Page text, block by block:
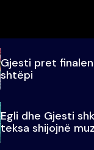
Gjesti pret
shtëpi
Egli dhe Gjesti
teksa shijojnë